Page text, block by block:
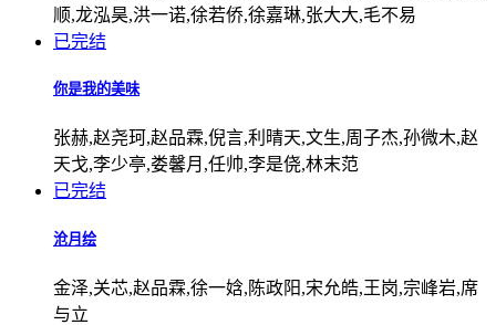
顺,龙泓昊,洪一诺,徐若侨,徐嘉琳,张大大,毛不易
已完结
你是我的美味
张赫,赵尧珂,赵品霖,倪言,利晴天,文生,周子杰,孙微木,赵
天戈,李少亭,娄馨月,任帅,李是侥,林末范
已完结
沧月绘
金泽,关芯,赵品霖,徐一娢,陈政阳,宋允皓,王岗,宗峰岩,席
与立